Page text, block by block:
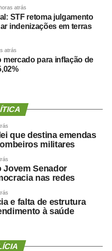
a gente
Desenrola é
em dia,
Os
que a
mas
Voltaram
ajuda
poder
afirmou
.
atrás
STF retoma julgamento
indenizações em terras
atrás
mercado para inflação de
que destina emendas
militares
Jovem Senador
nas redes
e falta de estrutura
à saúde